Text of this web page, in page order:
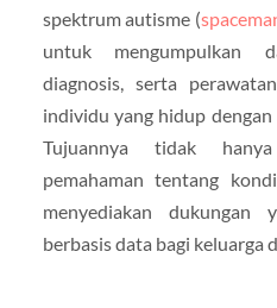
spektrum autisme (
untuk mengumpulkan
diagnosis, serta
individu yang hidup
Tujuannya tidak
pemahaman tentang
menyediakan
berbasis data bagi keluarga